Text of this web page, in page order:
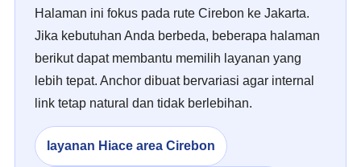
Halaman ini fokus pada rute Cirebon ke Jakarta.
Jika kebutuhan Anda berbeda, beberapa halaman
berikut dapat membantu memilih layanan yang
lebih tepat. Anchor dibuat bervariasi agar internal
link tetap natural dan tidak berlebihan.
layanan Hiace area Cirebon